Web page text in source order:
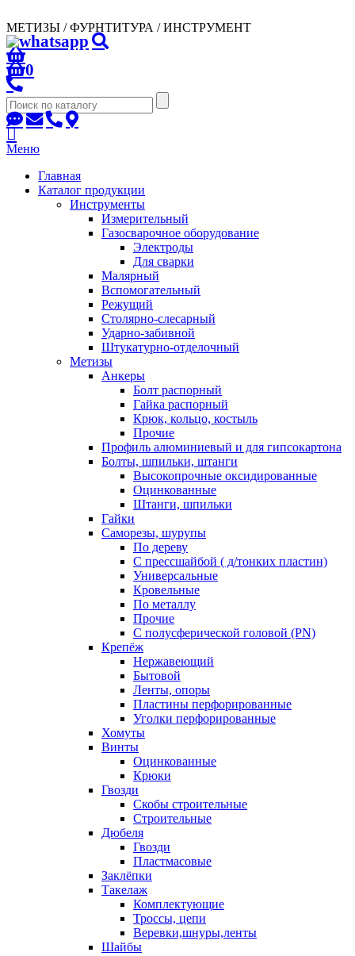
МЕТИЗЫ / ФУРНТИТУРА / ИНСТРУМЕНТ
0
Меню
Главная
Каталог продукции
Инструменты
Измерительный
Газосварочное оборудование
Электроды
Для сварки
Малярный
Вспомогательный
Режущий
Столярно-слесарный
Ударно-забивной
Штукатурно-отделочный
Метизы
Анкеры
Болт распорный
Гайка распорный
Крюк, кольцо, костыль
Прочие
Профиль алюминиевый и для гипсокартона
Болты, шпильки, штанги
Высокопрочные оксидированные
Оцинкованные
Штанги, шпильки
Гайки
Саморезы, шурупы
По дереву
С прессшайбой ( д/тонких пластин)
Универсальные
Кровельные
По металлу
Прочие
С полусферической головой (PN)
Крепёж
Нержавеющий
Бытовой
Ленты, опоры
Пластины перфорированные
Уголки перфорированные
Хомуты
Винты
Оцинкованные
Крюки
Гвозди
Скобы строительные
Строительные
Дюбеля
Гвозди
Пластмасовые
Заклёпки
Такелаж
Комплектующие
Троссы, цепи
Веревки,шнуры,ленты
Шайбы